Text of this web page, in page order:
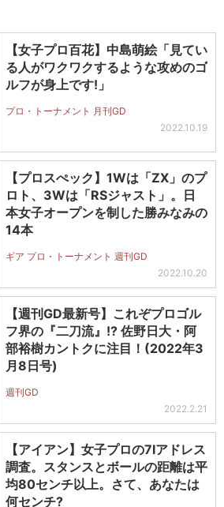
【女子プロ百花】中島萌絵「見てい
る人がワクワクするような攻めのゴ
ルフが身上です!」
プロ・トーナメント 月刊GD
2022.10.19
【プロスぺック】1Wは「ZX」のプ
ロト、3Wは「RSジャスト」。日
本女子オープンを制した勝みなみの
14本
ギア プロ・トーナメント 週刊GD
2022.10.20
【週刊GD最新号】これぞプロゴル
フ界の『二刀流』!? 佐野日大・阿
部裕樹カントクに注目！(2022年3
月8日号)
週刊GD
2022.2.21
【アイアン】女子プロの7Iアドレス
調査。スタンスとボールの距離は平
均80センチ以上。さて、あなたは
何センチ?